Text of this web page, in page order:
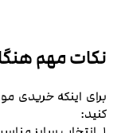
نکات مهم
برای اینکه خریدی
کنید: